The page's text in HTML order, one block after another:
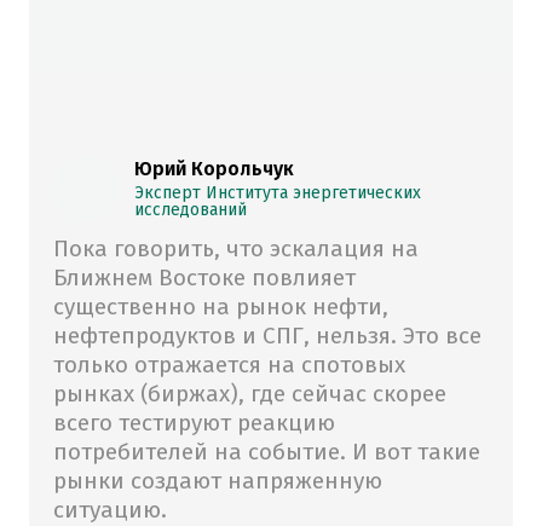
Юрий Корольчук
Эксперт Института энергетических
исследований
Пока говорить, что эскалация на
Ближнем Востоке повлияет
существенно на рынок нефти,
нефтепродуктов и СПГ, нельзя. Это все
только отражается на спотовых
рынках (биржах), где сейчас скорее
всего тестируют реакцию
потребителей на событие. И вот такие
рынки создают напряженную
ситуацию.